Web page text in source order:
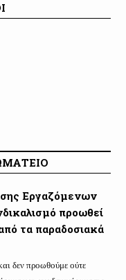
Εργαζόμενων
προωθεί
τα παραδοσιακά
δεν προωθούμε ούτε